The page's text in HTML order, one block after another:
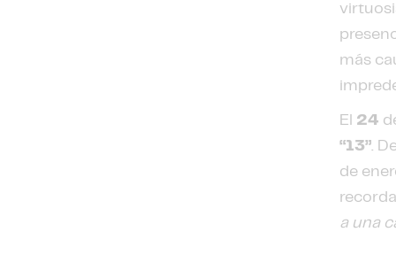
más
El 24
“13”.
de
a una